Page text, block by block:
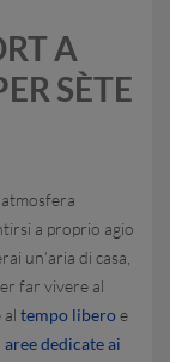
A
SÈTE
a proprio agio
un’aria di casa,
far vivere al
al tempo liberoe
aree dedicate ai